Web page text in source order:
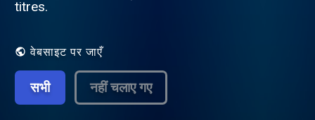
titres.
वेबसाइट पर जाएँ
सभी नहीं चलाए गए